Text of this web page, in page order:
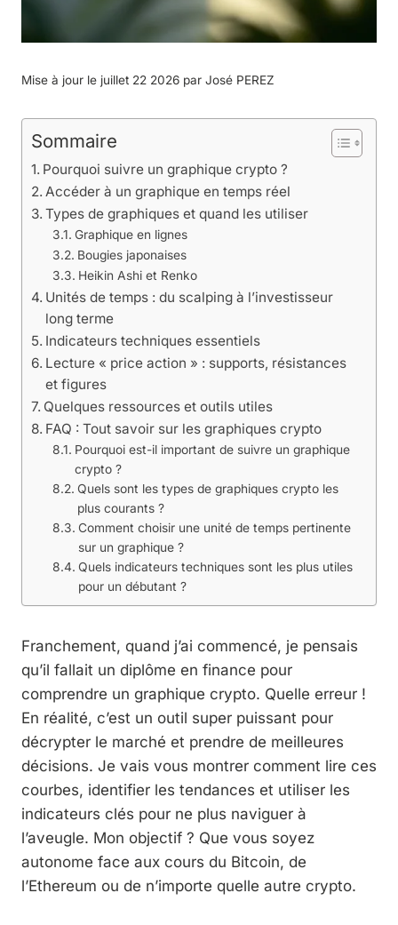
Mise à jour le juillet 22 2026 par José PEREZ
Sommaire
Pourquoi suivre un graphique crypto ?
Accéder à un graphique en temps réel
Types de graphiques et quand les utiliser
Graphique en lignes
Bougies japonaises
Heikin Ashi et Renko
Unités de temps : du scalping à l’investisseur
long terme
Indicateurs techniques essentiels
Lecture « price action » : supports, résistances
et figures
Quelques ressources et outils utiles
FAQ : Tout savoir sur les graphiques crypto
Pourquoi est-il important de suivre un graphique
crypto ?
Quels sont les types de graphiques crypto les
plus courants ?
Comment choisir une unité de temps pertinente
sur un graphique ?
Quels indicateurs techniques sont les plus utiles
pour un débutant ?
Franchement, quand j’ai commencé, je pensais
qu’il fallait un diplôme en finance pour
comprendre un graphique crypto. Quelle erreur !
En réalité, c’est un outil super puissant pour
décrypter le marché et prendre de meilleures
décisions. Je vais vous montrer comment lire ces
courbes, identifier les tendances et utiliser les
indicateurs clés pour ne plus naviguer à
l’aveugle. Mon objectif ? Que vous soyez
autonome face aux cours du Bitcoin, de
l’Ethereum ou de n’importe quelle autre crypto.